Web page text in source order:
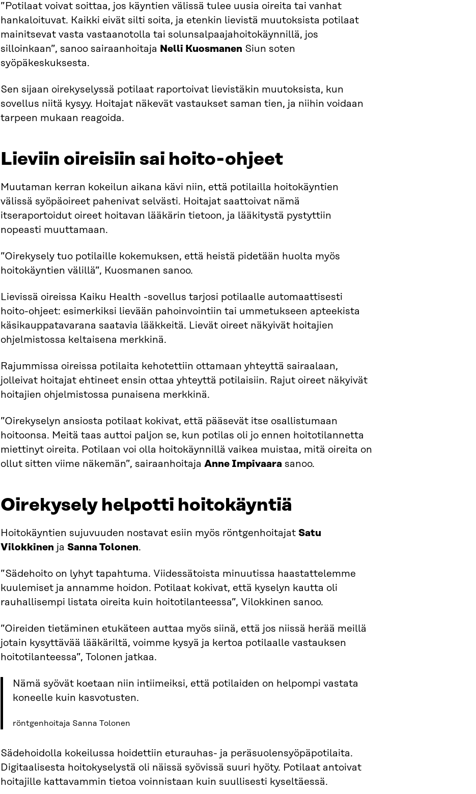
”Potilaat voivat soittaa, jos käyntien välissä tulee uusia oireita tai vanhat
hankaloituvat. Kaikki eivät silti soita, ja etenkin lievistä muutoksista potilaat
mainitsevat vasta vastaanotolla tai solunsalpaajahoitokäynnillä, jos
silloinkaan”, sanoo sairaanhoitaja Nelli Kuosmanen Siun soten
syöpäkeskuksesta.
Sen sijaan oirekyselyssä potilaat raportoivat lievistäkin muutoksista, kun
sovellus niitä kysyy. Hoitajat näkevät vastaukset saman tien, ja niihin voidaan
tarpeen mukaan reagoida.
Lieviin oireisiin sai hoito-ohjeet
Muutaman kerran kokeilun aikana kävi niin, että potilailla hoitokäyntien
välissä syöpäoireet pahenivat selvästi. Hoitajat saattoivat nämä
itseraportoidut oireet hoitavan lääkärin tietoon, ja lääkitystä pystyttiin
nopeasti muuttamaan.
”Oirekysely tuo potilaille kokemuksen, että heistä pidetään huolta myös
hoitokäyntien välillä”, Kuosmanen sanoo.
Lievissä oireissa Kaiku Health -sovellus tarjosi potilaalle automaattisesti
hoito-ohjeet: esimerkiksi lievään pahoinvointiin tai ummetukseen apteekista
käsikauppatavarana saatavia lääkkeitä. Lievät oireet näkyivät hoitajien
ohjelmistossa keltaisena merkkinä.
Rajummissa oireissa potilaita kehotettiin ottamaan yhteyttä sairaalaan,
jolleivat hoitajat ehtineet ensin ottaa yhteyttä potilaisiin. Rajut oireet näkyivät
hoitajien ohjelmistossa punaisena merkkinä.
”Oirekyselyn ansiosta potilaat kokivat, että pääsevät itse osallistumaan
hoitoonsa. Meitä taas auttoi paljon se, kun potilas oli jo ennen hoitotilannetta
miettinyt oireita. Potilaan voi olla hoitokäynnillä vaikea muistaa, mitä oireita on
ollut sitten viime näkemän”, sairaanhoitaja Anne Impivaara sanoo.
Oirekysely helpotti hoitokäyntiä
Hoitokäyntien sujuvuuden nostavat esiin myös röntgenhoitajat Satu
Vilokkinen ja Sanna Tolonen.
”Sädehoito on lyhyt tapahtuma. Viidessätoista minuutissa haastattelemme
kuulemiset ja annamme hoidon. Potilaat kokivat, että kyselyn kautta oli
rauhallisempi listata oireita kuin hoitotilanteessa”, Vilokkinen sanoo.
”Oireiden tietäminen etukäteen auttaa myös siinä, että jos niissä herää meillä
jotain kysyttävää lääkäriltä, voimme kysyä ja kertoa potilaalle vastauksen
hoitotilanteessa”, Tolonen jatkaa.
Nämä syövät koetaan niin intiimeiksi, että potilaiden on helpompi vastata
koneelle kuin kasvotusten.
röntgenhoitaja Sanna Tolonen
Sädehoidolla kokeilussa hoidettiin eturauhas- ja peräsuolensyöpäpotilaita.
Digitaalisesta hoitokyselystä oli näissä syövissä suuri hyöty. Potilaat antoivat
hoitajille kattavammin tietoa voinnistaan kuin suullisesti kyseltäessä.